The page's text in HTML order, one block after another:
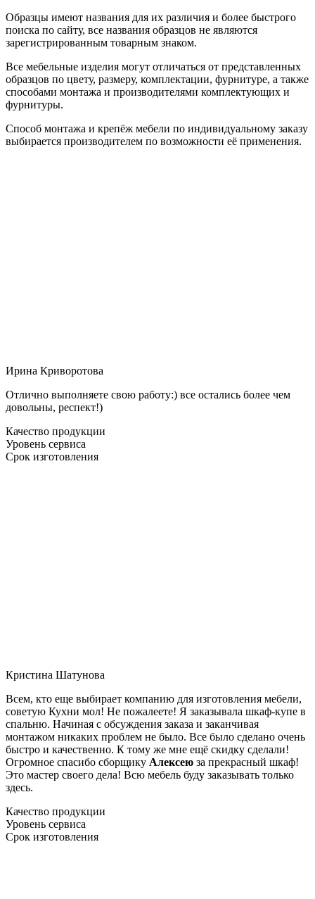
Образцы имеют названия для их различия и более быстрого
поиска по сайту, все названия образцов не являются
зарегистрированным товарным знаком.
Все мебельные изделия могут отличаться от представленных
образцов по цвету, размеру, комплектации, фурнитуре, а также
способами монтажа и производителями комплектующих и
фурнитуры.
Способ монтажа и крепёж мебели по индивидуальному заказу
выбирается производителем по возможности её применения.
Ирина Криворотова
Отлично выполняете свою работу:) все остались более чем
довольны, респект!)
Качество продукции
Уровень сервиса
Срок изготовления
Кристина Шатунова
Всем, кто еще выбирает компанию для изготовления мебели,
советую Кухни мол! Не пожалеете! Я заказывала шкаф-купе в
спальню. Начиная с обсуждения заказа и заканчивая
монтажом никаких проблем не было. Все было сделано очень
быстро и качественно. К тому же мне ещё скидку сделали!
Огромное спасибо сборщику Алексею за прекрасный шкаф!
Это мастер своего дела! Всю мебель буду заказывать только
здесь.
Качество продукции
Уровень сервиса
Срок изготовления